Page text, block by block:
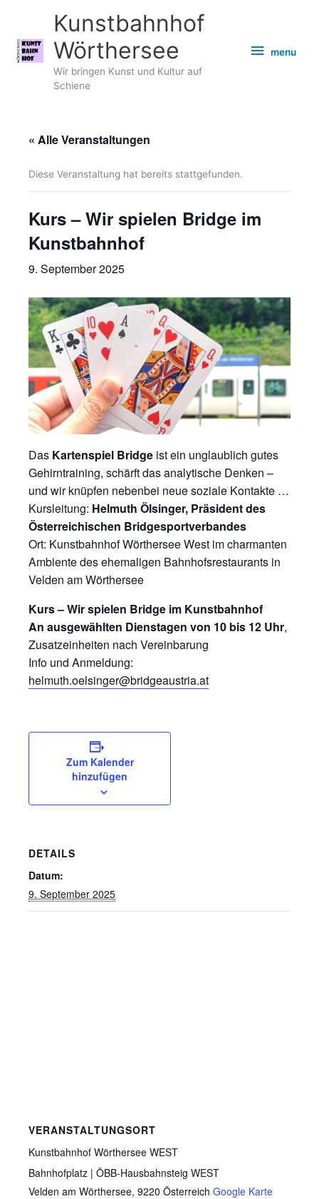
springen
Kunstbahnhof
Wörthersee
Wir bringen Kunst und Kultur auf
Schiene
menu
menu
« Alle Veranstaltungen
Diese Veranstaltung hat bereits stattgefunden.
Kurs – Wir spielen Bridge im
Kunstbahnhof
9. September 2025
Das Kartenspiel Bridge ist ein unglaublich gutes
Gehirntraining, schärft das analytische Denken –
und wir knüpfen nebenbei neue soziale Kontakte …
Kursleitung: Helmuth Ölsinger, Präsident des
Österreichischen Bridgesportverbandes
Ort: Kunstbahnhof Wörthersee West im charmanten
Ambiente des ehemaligen Bahnhofsrestaurants in
Velden am Wörthersee
Kurs – Wir spielen Bridge im Kunstbahnhof
An ausgewählten Dienstagen von 10 bis 12 Uhr,
Zusatzeinheiten nach Vereinbarung
Info und Anmeldung:
helmuth.oelsinger@bridgeaustria.at
Zum Kalender
hinzufügen
DETAILS
Datum:
9. September 2025
VERANSTALTUNGSORT
Kunstbahnhof Wörthersee WEST
Bahnhofplatz | ÖBB-Hausbahnsteig WEST
Velden am Wörthersee, 9220 Österreich Google Karte